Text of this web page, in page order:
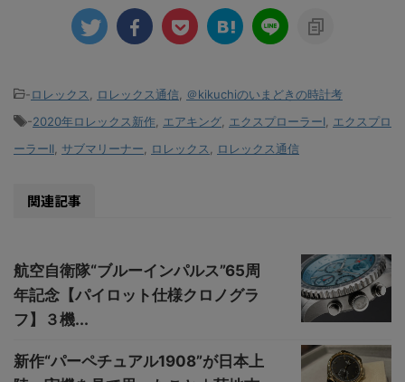
-ロレックス ロレックス通信
＠kikuchiのいまどきの時計考
-2020年ロレックス新作 エアキング エクスプローラーI
エクスプロ
ーラーII サブマリーナー ロレックス ロレックス通信
関連記事
航空自衛隊“ブルーインパルス”65周
年記念【パイロット仕様クロノグラ
フ】３機...
新作“パーペチュアル1908”が日本上